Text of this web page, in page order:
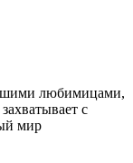
любимицами,
с
мир